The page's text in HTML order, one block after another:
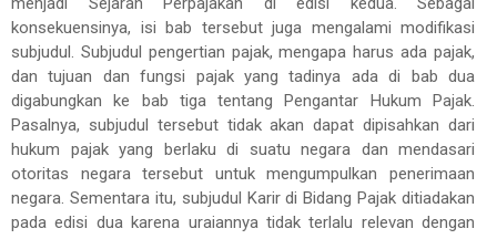
konsekuensinya, isi bab tersebut juga mengalami modifikasi
subjudul. Subjudul pengertian pajak, mengapa harus ada pajak,
dan tujuan dan fungsi pajak yang tadinya ada di bab dua
digabungkan ke bab tiga tentang Pengantar Hukum Pajak.
Pasalnya, subjudul tersebut tidak akan dapat dipisahkan dari
hukum pajak yang berlaku di suatu negara dan mendasari
otoritas negara tersebut untuk mengumpulkan penerimaan
negara. Sementara itu, subjudul Karir di Bidang Pajak ditiadakan
pada edisi dua karena uraiannya tidak terlalu relevan dengan